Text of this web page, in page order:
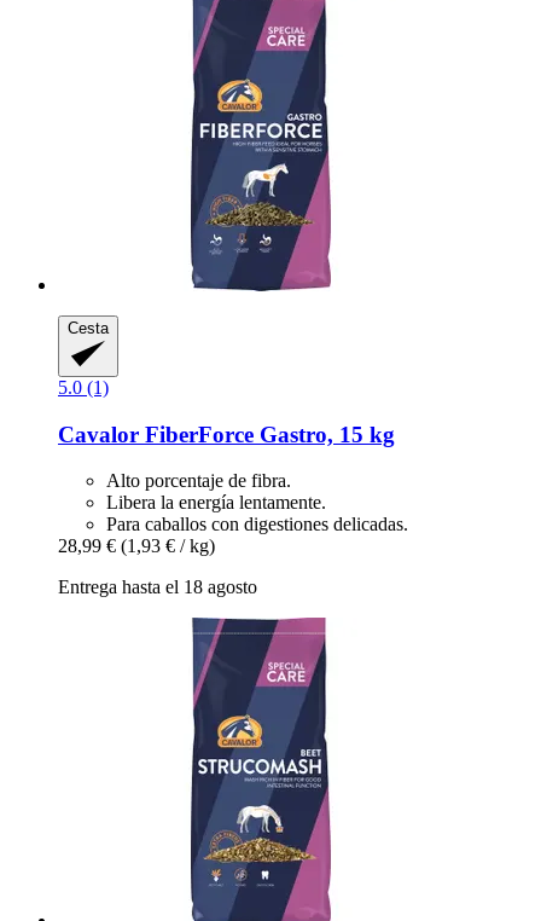
Cesta
5.0 (1)
Cavalor FiberForce Gastro, 15 kg
Alto porcentaje de fibra.
Libera la energía lentamente.
Para caballos con digestiones delicadas.
28,99 € (1,93 € / kg)
Entrega hasta el 18 agosto